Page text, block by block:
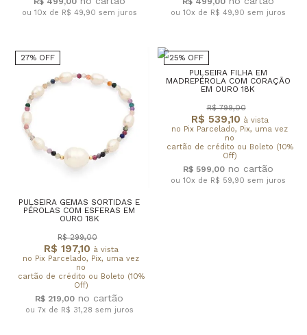
ou 10x de R$ 49,90 sem juros ou 10x de R$ 49,90 sem juros
27% OFF
PULSEIRA GEMAS SORTIDAS E
PÉROLAS COM ESFERAS EM
OURO 18K
R$ 197,10 à vista
no Pix Parcelado, Pix, uma vez
no
cartão de crédito ou Boleto (10%
Off)
R$ 299,00
R$ 219,00
ou 7x de R$ 31,28 sem juros
25% OFF
PULSEIRA FILHA EM
MADREPÉROLA COM CORAÇÃO
EM OURO 18K
R$ 539,10 à vista
no Pix Parcelado, Pix, uma vez
no
cartão de crédito ou Boleto (10%
Off)
R$ 799,00
R$ 599,00
ou 10x de R$ 59,90 sem juros